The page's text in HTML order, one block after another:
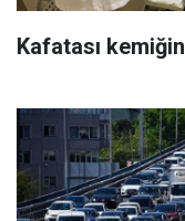
Kafatası